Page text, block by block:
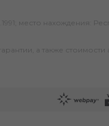
место нахождения:
а также